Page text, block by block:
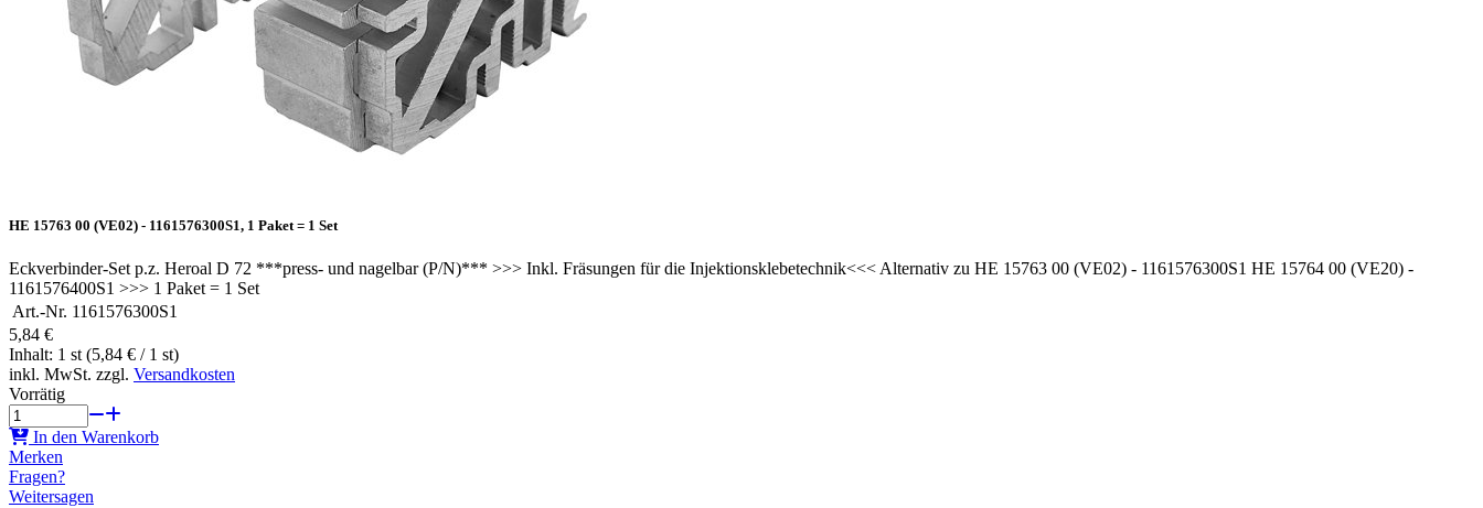
HE 15763 00 (VE02) - 1161576300S1, 1 Paket = 1 Set
Eckverbinder-Set p.z. Heroal D 72 ***press- und nagelbar (P/N)*** >>> Inkl. Fräsungen für die Injektionsklebetechnik<<< Alternativ zu HE 15763 00 (VE02) - 1161576300S1 HE 15764 00 (VE20) -
1161576400S1 >>> 1 Paket = 1 Set
Art.-Nr. 1161576300S1
5,84 €
Inhalt: 1 st (5,84 € / 1 st)
inkl. MwSt. zzgl. Versandkosten
Vorrätig
In den Warenkorb
Merken
Fragen?
Weitersagen